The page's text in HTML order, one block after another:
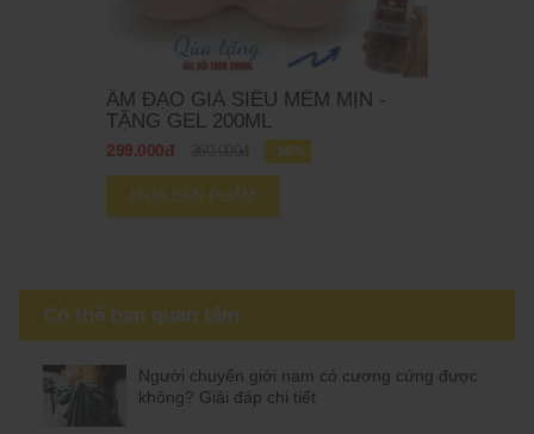
ÂM ĐẠO GIẢ SIÊU MỀM MỊN -
TẶNG GEL 200ML
299.000đ -16%
MUA SẢN PHẨM
Có thể bạn quan tâm
Người chuyển giới nam có cương cứng được
không? Giải đáp chi tiết